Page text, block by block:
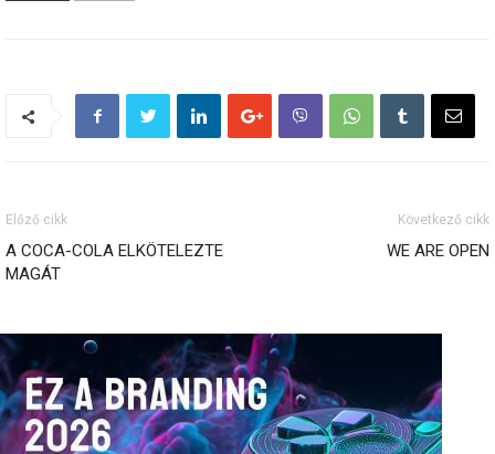
Előző cikk
A COCA-COLA ELKÖTELEZTE
MAGÁT
Következő cikk
WE ARE OPEN